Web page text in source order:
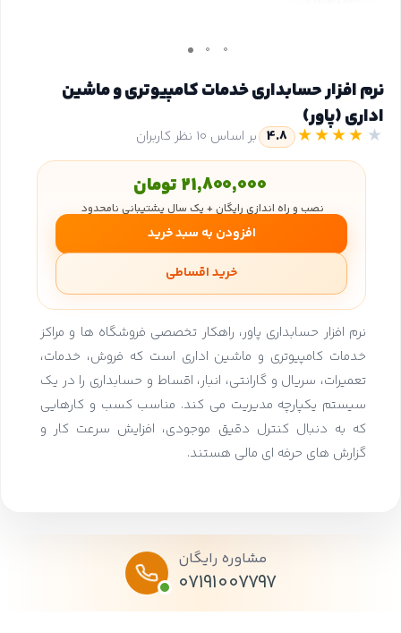
نرم افزار حسابداری خدمات کامپیوتری و ماشین
اداری (پاور)
★
★★★★
4.8 بر اساس 10 نظر کاربران
نصب و راه اندازی رایگان + یک سال پشتیبانی نامحدود
افزودن به سبد خرید
خرید اقساطی
نرم افزار حسابداری پاور، راهکار تخصصی فروشگاه ها و مراکز
خدمات کامپیوتری و ماشین اداری است که فروش، خدمات،
تعمیرات، سریال و گارانتی، انبار، اقساط و حسابداری را در یک
سیستم یکپارچه مدیریت می کند. مناسب کسب و کارهایی
که به دنبال کنترل دقیق موجودی، افزایش سرعت کار و
گزارش های حرفه ای مالی هستند.
مشاوره رایگان
07191007797